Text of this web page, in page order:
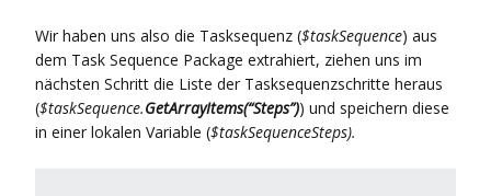
Wir haben uns also die Tasksequenz ($taskSequence) aus
dem Task Sequence Package extrahiert, ziehen uns im
nächsten Schritt die Liste der Tasksequenzschritte heraus
($taskSequence.GetArrayItems(“Steps”)) und speichern diese
in einer lokalen Variable ($taskSequenceSteps).